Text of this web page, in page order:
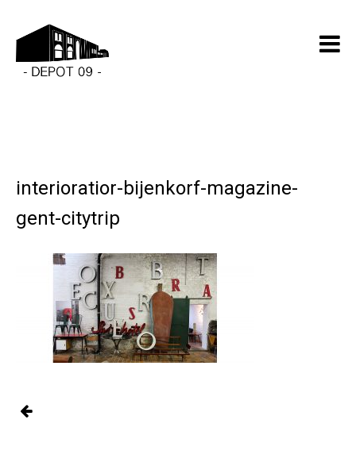
interioratior-bijenkorf-magazine-
gent-citytrip